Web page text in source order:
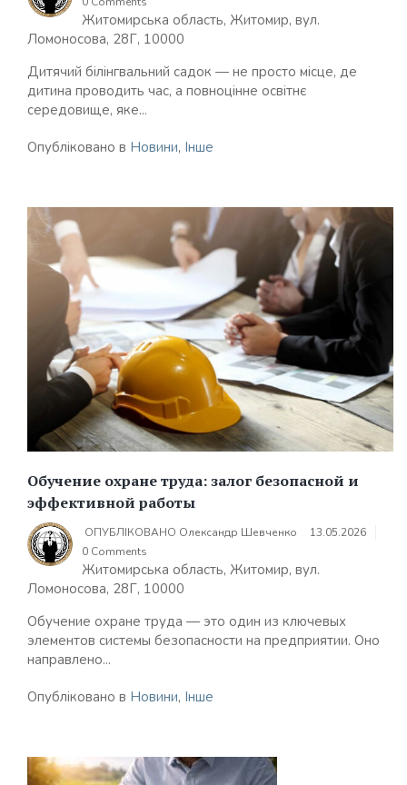
Житомирська область, Житомир, вул.
Ломоносова, 28Г, 10000
Дитячий білінгвальний садок — не просто місце, де
дитина проводить час, а повноцінне освітнє
середовище, яке...
Опубліковано в Новини, Інше
Обучение охране труда: залог безопасной и
эффективной работы
ОПУБЛІКОВАНО Олександр Шевченко
13.05.2026
0 Comments
Житомирська область, Житомир, вул.
Ломоносова, 28Г, 10000
Обучение охране труда — это один из ключевых
элементов системы безопасности на предприятии. Оно
направлено...
Опубліковано в Новини, Інше